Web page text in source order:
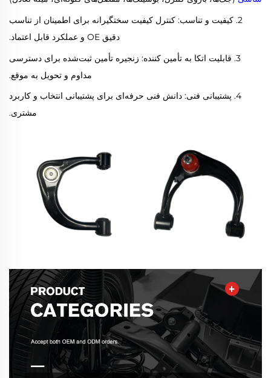
2. کیفیت و تناسب: کنترل کیفیت سختگیرانه برای اطمینان از تناسب
دقیق OE و عملکرد قابل اعتماد.
3. قابلیت اتکا به تأمین کننده: زنجیره تأمین ثبت‌شده برای دسترسی
مداوم و تحویل به موقع.
4. پشتیبانی فنی: دانش فنی حرفه‌ای برای پشتیبانی انتخاب و کاربرد
مشتری.